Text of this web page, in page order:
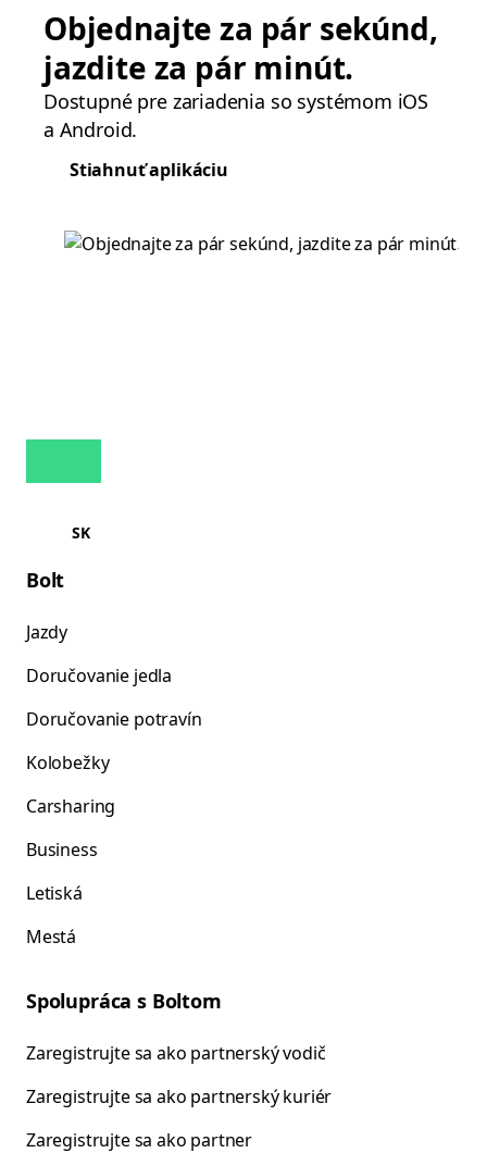
Objednajte za pár sekúnd,
jazdite za pár minút.
Dostupné pre zariadenia so systémom iOS
a Android.
Stiahnuť aplikáciu
SK
Bolt
Jazdy
Doručovanie jedla
Doručovanie potravín
Kolobežky
Carsharing
Business
Letiská
Mestá
Spolupráca s Boltom
Zaregistrujte sa ako partnerský vodič
Zaregistrujte sa ako partnerský kuriér
Zaregistrujte sa ako partner